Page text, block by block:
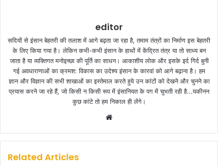
editor
सदियों से इंसान बेहतरी की तलाश में आगे बढ़ता जा रहा है, तमाम तंत्रों का निर्माण इस बेहतरी
के लिए किया गया है। लेकिन कभी-कभी इंसान के हाथों में केंद्रित तंत्र या तो साध्य बन
जाता है या व्यक्तिगत मनोइच्छा की पूर्ति का साधन। आकाशीय लोक और इसके इर्द गिर्द बुनी
गई अवधाराणाओं का क्रमश: विकास का उदेश्य इंसान के कारवां को आगे बढ़ाना है। हम
ज्ञान और विज्ञान की सभी शाखाओं का इस्तेमाल करते हुये उन कांटों को देखने और चुनने का
प्रयास करने जा रहे हैं, जो किसी न किसी रूप में इंसानियत के पग में चुभती रही है...यकीनन
कुछ कांटे तो हम निकाल ही लेंगे।
b
Related Articles